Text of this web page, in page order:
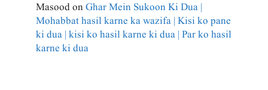
MasoodonGhar Mein Sukoon Ki Dua |
Mohabbat hasil karne ka wazifa | Kisi ko pane
ki dua | kisi ko hasil karne ki dua | Par ko hasil
karne ki dua